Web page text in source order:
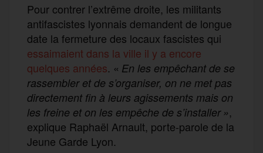
Pour contrer l’extrême droite, les militants
antifascistes lyonnais demandent de longue
date la fermeture des locaux fascistes qui
essaimaient dans la ville il y a encore
quelques années. « En les empêchant de se
rassembler et de s’organiser, on ne met pas
directement fin à leurs agissements mais on
les freine et on les empêche de s’installer »,
explique Raphaël Arnault, porte-parole de la
Jeune Garde Lyon.